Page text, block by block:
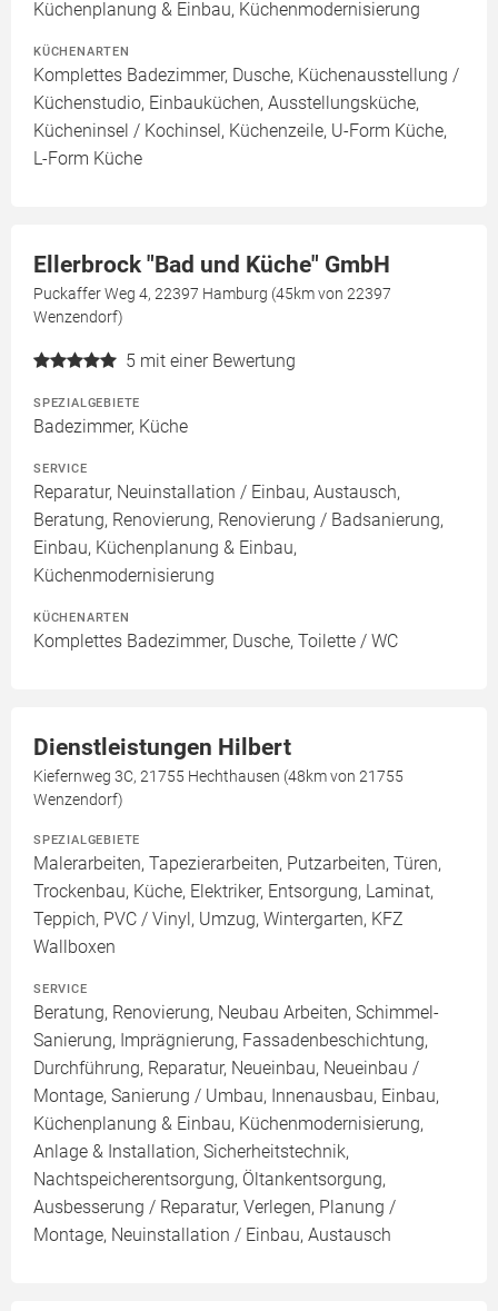
Küchenplanung & Einbau, Küchenmodernisierung
KÜCHENARTEN
Komplettes Badezimmer, Dusche, Küchenausstellung /
Küchenstudio, Einbauküchen, Ausstellungsküche,
Kücheninsel / Kochinsel, Küchenzeile, U-Form Küche,
L-Form Küche
Ellerbrock "Bad und Küche" GmbH
Puckaffer Weg 4, 22397 Hamburg (45km von 22397
Wenzendorf)
5 mit einer Bewertung
SPEZIALGEBIETE
Badezimmer, Küche
SERVICE
Reparatur, Neuinstallation / Einbau, Austausch,
Beratung, Renovierung, Renovierung / Badsanierung,
Einbau, Küchenplanung & Einbau,
Küchenmodernisierung
KÜCHENARTEN
Komplettes Badezimmer, Dusche, Toilette / WC
Dienstleistungen Hilbert
Kiefernweg 3C, 21755 Hechthausen (48km von 21755
Wenzendorf)
SPEZIALGEBIETE
Malerarbeiten, Tapezierarbeiten, Putzarbeiten, Türen,
Trockenbau, Küche, Elektriker, Entsorgung, Laminat,
Teppich, PVC / Vinyl, Umzug, Wintergarten, KFZ
Wallboxen
SERVICE
Beratung, Renovierung, Neubau Arbeiten, Schimmel-
Sanierung, Imprägnierung, Fassadenbeschichtung,
Durchführung, Reparatur, Neueinbau, Neueinbau /
Montage, Sanierung / Umbau, Innenausbau, Einbau,
Küchenplanung & Einbau, Küchenmodernisierung,
Anlage & Installation, Sicherheitstechnik,
Nachtspeicherentsorgung, Öltankentsorgung,
Ausbesserung / Reparatur, Verlegen, Planung /
Montage, Neuinstallation / Einbau, Austausch